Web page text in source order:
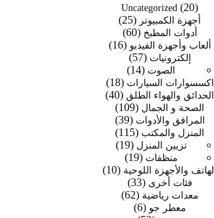
Uncategorized 20
20
منتج
أجهزة الكمبيوتر 25
25
منتج
أدوات المطبخ 60
60
منتج ألعاب وأجهزة الفيديو 16
16
إلكترونيات 57
57
منتج
الصوت 14
14
منتجاكسسوارات السيارات 18
18
منتج
الحدائق والهواء الطلق 40
40
الصحة و الجمال 109
109
منتجات
المرافق والأدوات 39
39
منتج
المنزل والمكتب 115
115
منتج
تزيين المنزل 19
19
منظفات 19
19
منتجالهاتف والأجهزة اللوحية 10
10
فئات أخرى 33
33
منتج
معدات رياضية 62
62
معطر جو 6
6